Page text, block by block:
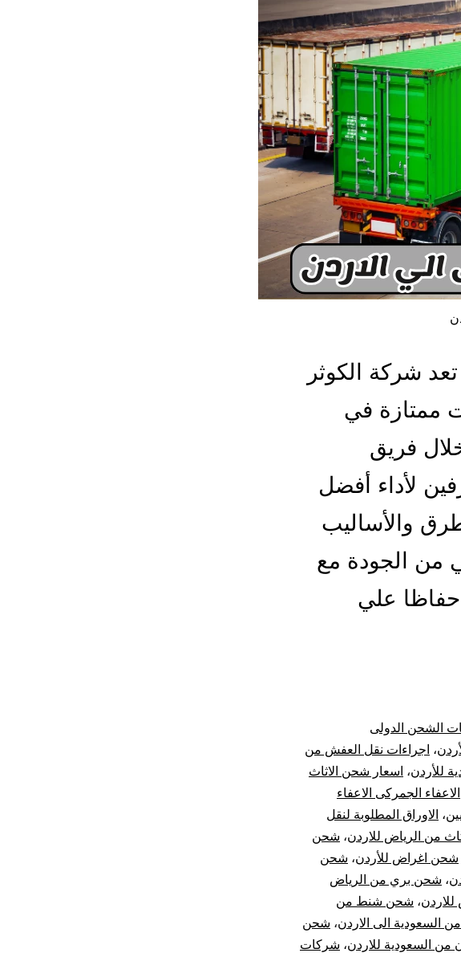
شركة الكوثر
ممتازة في
فريق
لأداء أفضل
والأساليب
من الجودة مع
حفاظا علي
الشحن الدولى
، اجراءات نقل العفش من
للأردن، اسعار شحن الاثاث
الاعفاء الجمركى الاعفاء
، الاوراق المطلوبة لنقل
من الرياض للاردن، شحن
شحن اغراض للأردن، شحن
، شحن بري من الرياض
، شحن شنط من
الى الاردن، شحن
السعودية للاردن، شركات